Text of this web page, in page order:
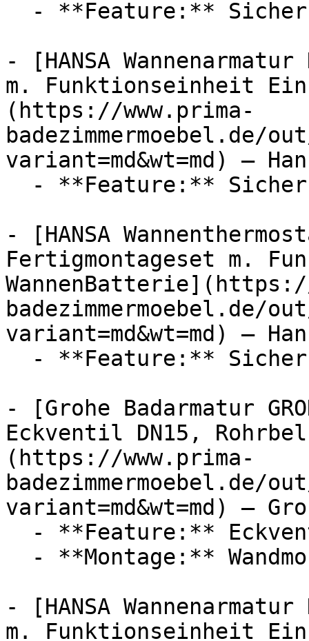
- [HANSA
m. Funktionseinheit
(https://www.prima-
badezimmermoebel.de/
variant=md&wt=md) —
- [HANSA
Fertigmontageset m.
badezimmermoebel.de/
variant=md&wt=md) —
- [Grohe Badarmatur
Eckventil DN15,
(https://www.prima-
badezimmermoebel.de/
variant=md&wt=md) —
- [HANSA
m. Funktionseinheit